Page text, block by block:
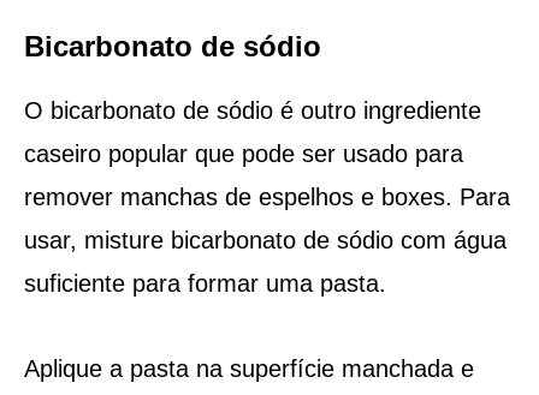
Bicarbonato de sódio
O bicarbonato de sódio é outro ingrediente
caseiro popular que pode ser usado para
remover manchas de espelhos e boxes. Para
usar, misture bicarbonato de sódio com água
suficiente para formar uma pasta.
Aplique a pasta na superfície manchada e